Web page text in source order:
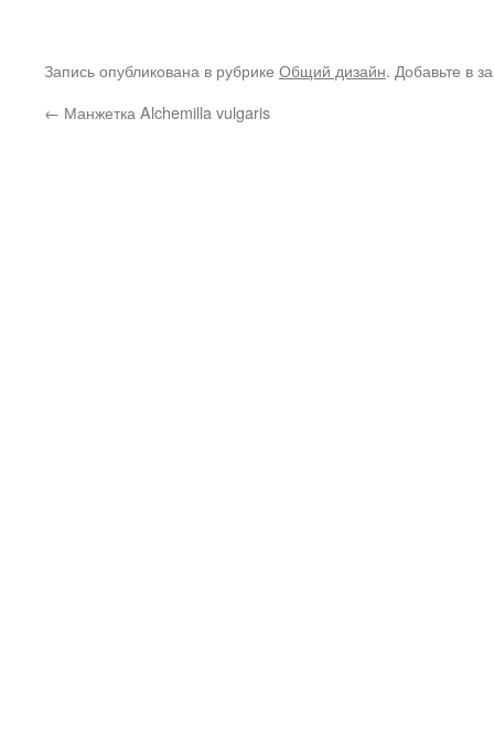
Запись опубликована в рубрике Общий дизайн. Добавьте в
← Манжетка Alchemilla vulgaris